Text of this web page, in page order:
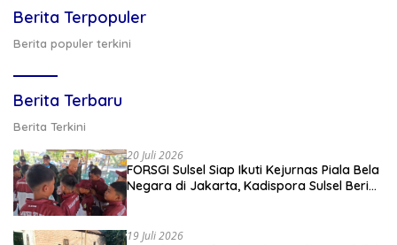
Berita Terpopuler
Berita populer terkini
Berita Terbaru
Berita Terkini
20 Juli 2026
FORSGI Sulsel Siap Ikuti Kejurnas Piala Bela
Negara di Jakarta, Kadispora Sulsel Beri
19 Juli 2026